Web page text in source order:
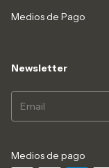
Medios de Pago
Newsletter
Medios de pago